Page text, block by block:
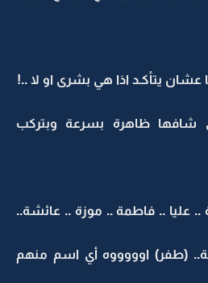
يتأكـد اذا هي بشرى او لا ..!
شافها ظاهرة بسرعة وبتركب
عليا .. فاطمة .. موزة .. عائشة..
(طفر) اوووووه أي اسم منهم